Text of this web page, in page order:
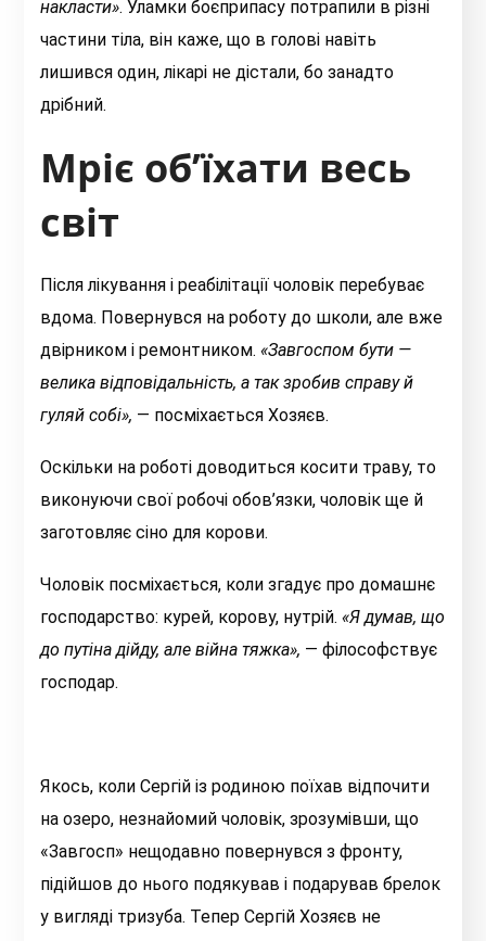
накласти». Уламки боєприпасу потрапили в різні
частини тіла, він каже, що в голові навіть
лишився один, лікарі не дістали, бо занадто
дрібний.
Мріє об’їхати весь
світ
Після лікування і реабілітації чоловік перебуває
вдома. Повернувся на роботу до школи, але вже
двірником і ремонтником.«Завгоспом бути —
велика відповідальність, а так зробив справу й
гуляй собі», — посміхається Хозяєв.
Оскільки на роботі доводиться косити траву, то
виконуючи свої робочі обов’язки, чоловік ще й
заготовляє сіно для корови.
Чоловік посміхається, коли згадує про домашнє
господарство: курей, корову, нутрій.«Я думав, що
до путіна дійду, але війна тяжка», — філософствує
господар.
Якось, коли Сергій із родиною поїхав відпочити
на озеро, незнайомий чоловік, зрозумівши, що
«Завгосп» нещодавно повернувся з фронту,
підійшов до нього подякував і подарував брелок
у вигляді тризуба. Тепер Сергій Хозяєв не